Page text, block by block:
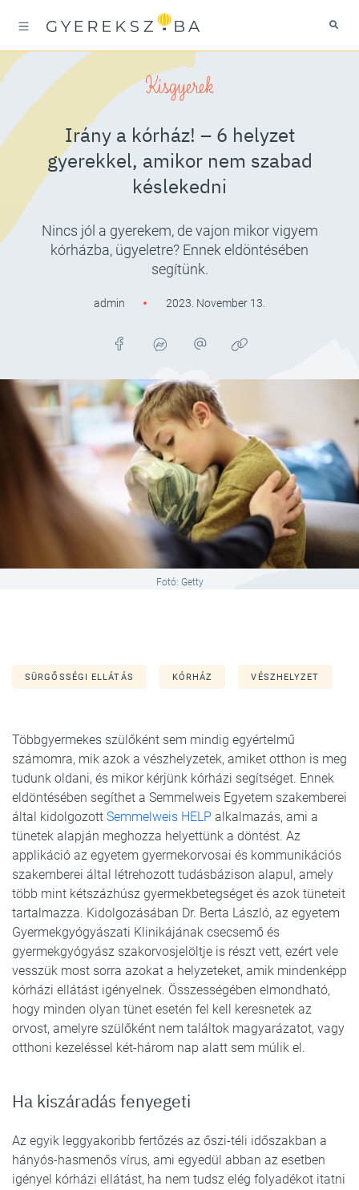
Kisgyerek
Irány a kórház! – 6 helyzet
gyerekkel, amikor nem szabad
késlekedni
Nincs jól a gyerekem, de vajon mikor vigyem
kórházba, ügyeletre? Ennek eldöntésében
segítünk.
admin 2023. November 13.
Fotó: Getty
SÜRGŐSSÉGI ELLÁTÁS KÓRHÁZ VÉSZHELYZET
Többgyermekes szülőként sem mindig egyértelmű
számomra, mik azok a vészhelyzetek, amiket otthon is meg
tudunk oldani, és mikor kérjünk kórházi segítséget. Ennek
eldöntésében segíthet a Semmelweis Egyetem szakemberei
által kidolgozott Semmelweis HELP alkalmazás, ami a
tünetek alapján meghozza helyettünk a döntést. Az
applikáció az egyetem gyermekorvosai és kommunikációs
szakemberei által létrehozott tudásbázison alapul, amely
több mint kétszázhúsz gyermekbetegséget és azok tüneteit
tartalmazza. Kidolgozásában Dr. Berta László, az egyetem
Gyermekgyógyászati Klinikájának csecsemő és
gyermekgyógyász szakorvosjelöltje is részt vett, ezért vele
vesszük most sorra azokat a helyzeteket, amik mindenképp
kórházi ellátást igényelnek. Összességében elmondható,
hogy minden olyan tünet esetén fel kell keresnetek az
orvost, amelyre szülőként nem találtok magyarázatot, vagy
otthoni kezeléssel két-három nap alatt sem múlik el.
Ha kiszáradás fenyegeti
Az egyik leggyakoribb fertőzés az őszi-téli időszakban a
hányós-hasmenős vírus, ami egyedül abban az esetben
igényel kórházi ellátást, ha nem tudsz elég folyadékot itatni